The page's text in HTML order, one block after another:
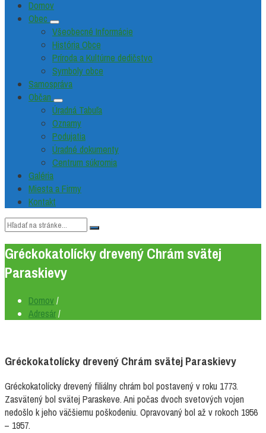
Domov
Obec
Všeobecné Informácie
História Obce
Príroda a Kultúrne dedičstvo
Symboly obce
Samospráva
Občan
Úradná Tabuľa
Oznamy
Podujatia
Úradné dokumenty
Centrum súkromia
Galéria
Miesta a Firmy
Kontakt
Vyhľadávanie:
Gréckokatolícky drevený Chrám svätej
Paraskievy
Domov /
Adresár/
Gréckokatolícky drevený Chrám svätej Paraskievy
Gréckokatolícky drevený filiálny chrám bol postavený v roku 1773.
Zasvätený bol svätej Paraskeve. Ani počas dvoch svetových vojen
nedošlo k jeho väčšiemu poškodeniu. Opravovaný bol až v rokoch 1956
– 1957.